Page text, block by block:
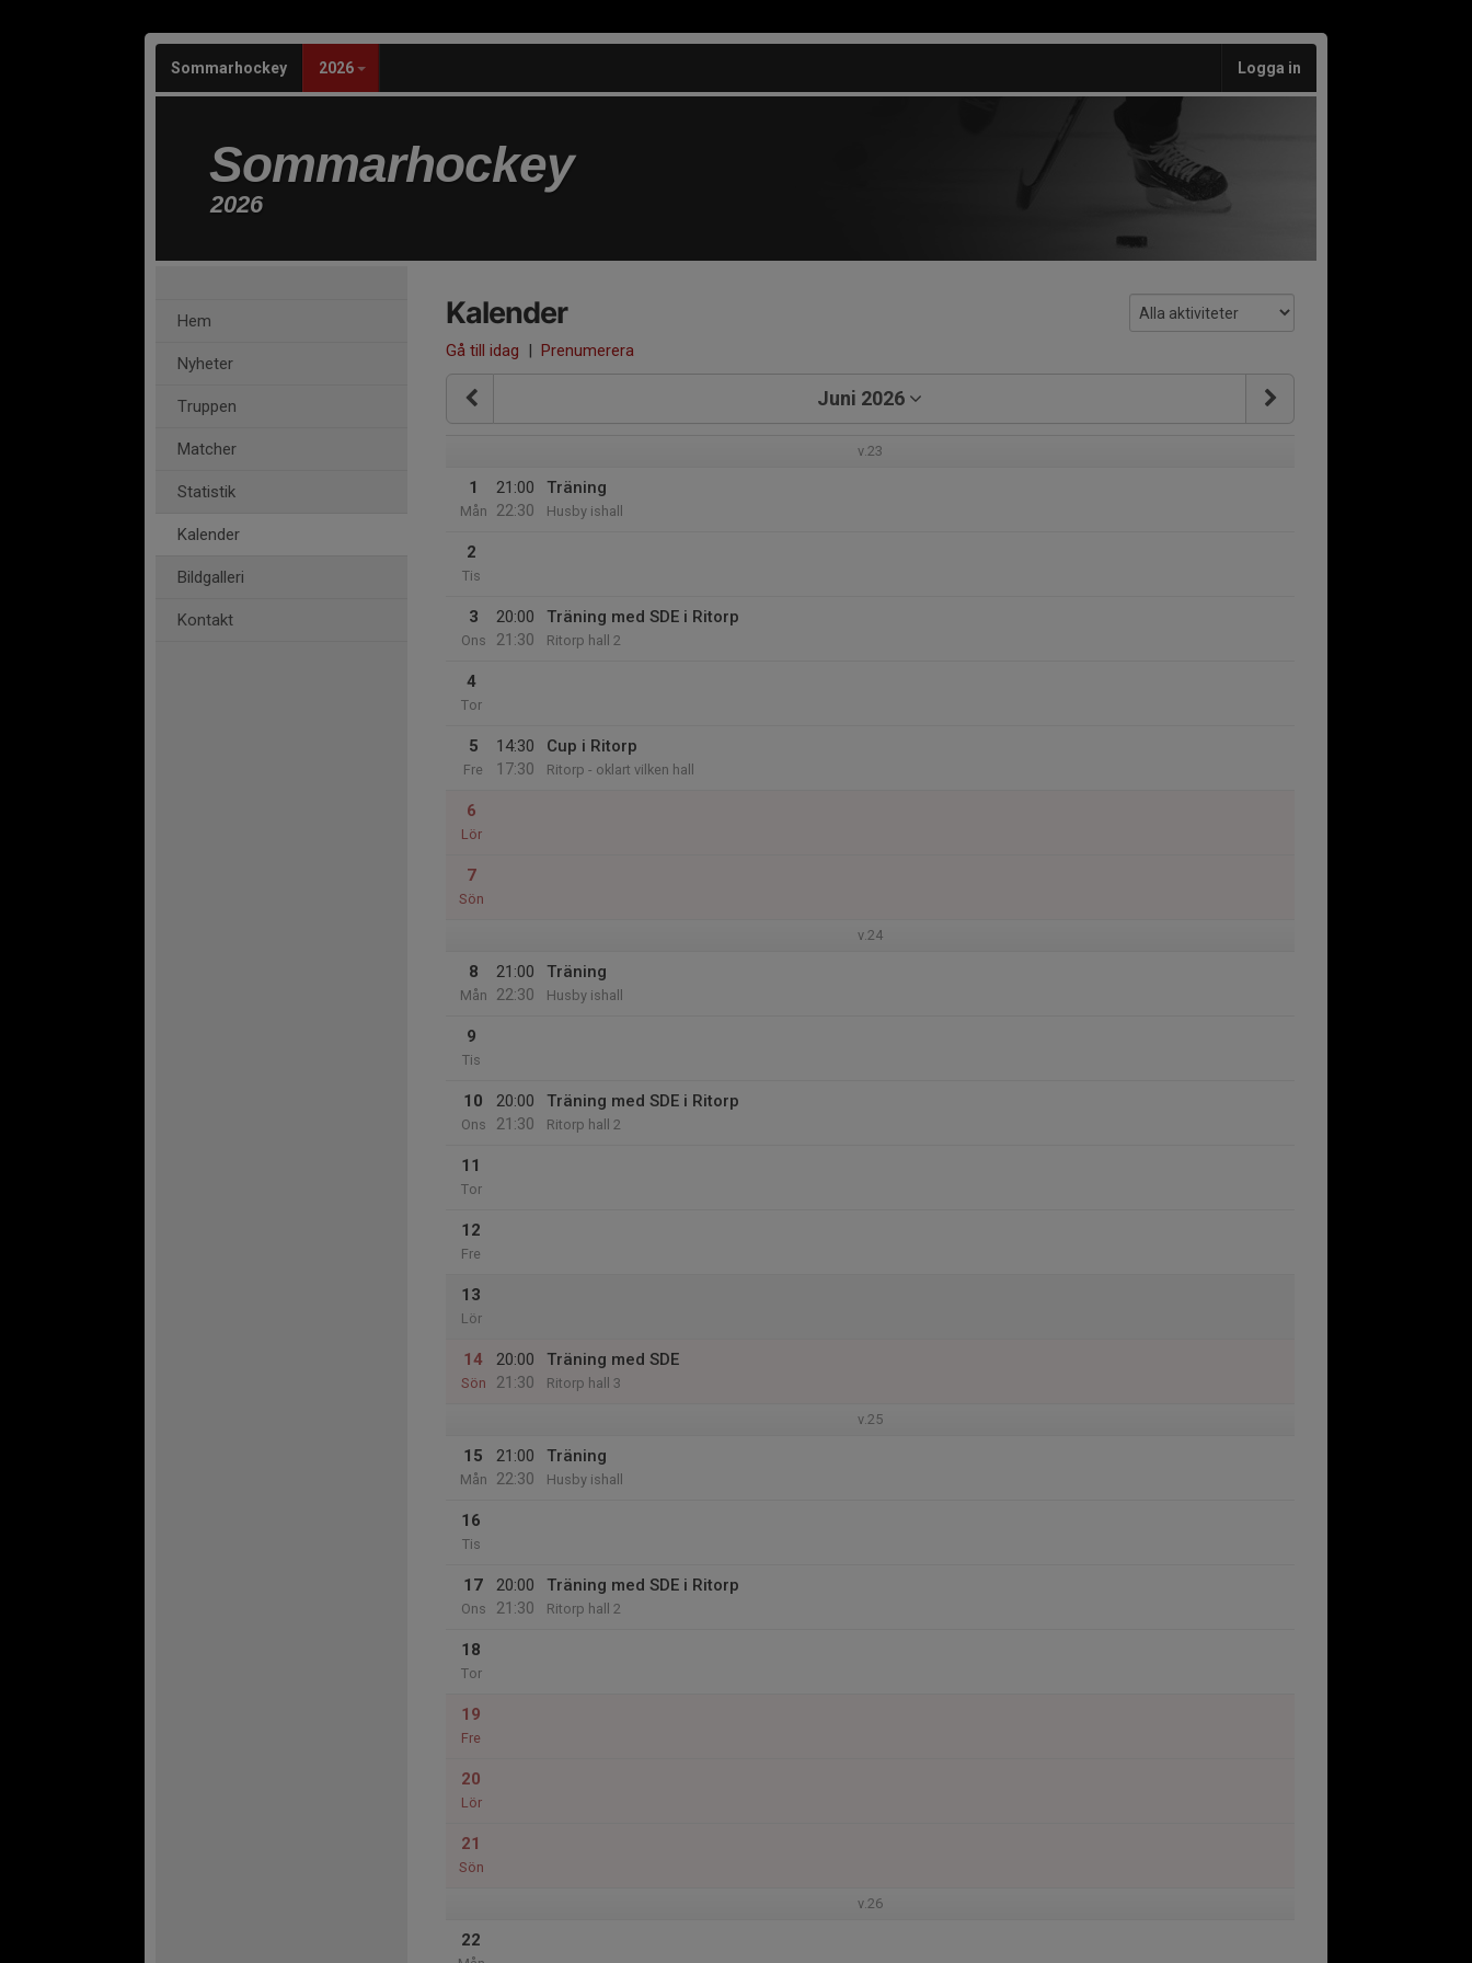
Sommarhockey 2026 Logga in
Sommarhockey
2026
Hem
Nyheter
Truppen
Matcher
Statistik
Kalender
Bildgalleri
Kontakt
Kalender
Gå till idag | Prenumerera
Juni 2026
v.23
1
Mån
21:00
22:30
Träning
Husby ishall
2
Tis
3
Ons
20:00
21:30
Träning med SDE i Ritorp
Ritorp hall 2
4
Tor
5
Fre
14:30
17:30
Cup i Ritorp
Ritorp - oklart vilken hall
6
Lör
7
Sön
v.24
8
Mån
21:00
22:30
Träning
Husby ishall
9
Tis
10
Ons
20:00
21:30
Träning med SDE i Ritorp
Ritorp hall 2
11
Tor
12
Fre
13
Lör
14
Sön
20:00
21:30
Träning med SDE
Ritorp hall 3
v.25
15
Mån
21:00
22:30
Träning
Husby ishall
16
Tis
17
Ons
20:00
21:30
Träning med SDE i Ritorp
Ritorp hall 2
18
Tor
19
Fre
20
Lör
21
Sön
v.26
22